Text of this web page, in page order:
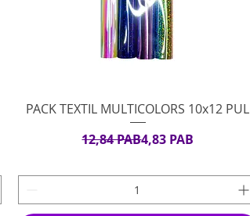
Vista rápida
PACK TEXTIL MULTICOLORS 10x12 PUL
Precio
12,84 PABPrecio de oferta
4,83 PAB